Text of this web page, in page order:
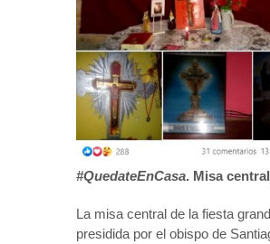
#QuedateEnCasa. Misa
La misa central de la fiesta
presidida por el obispo de